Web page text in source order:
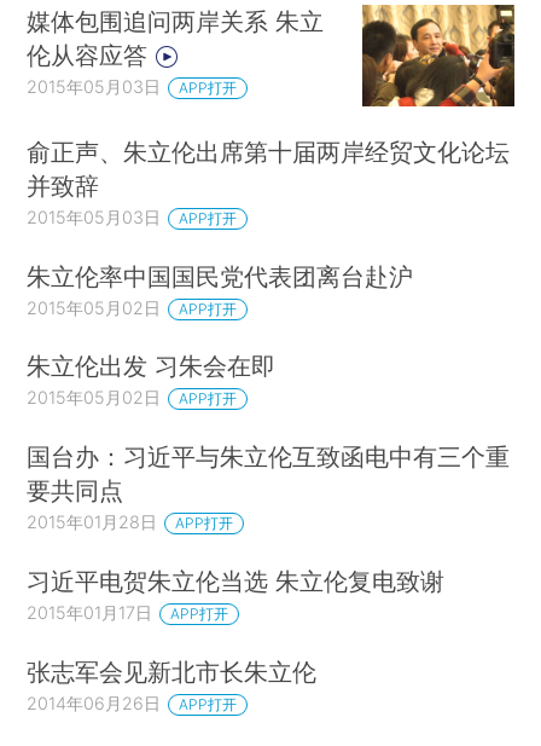
媒体包围追问两岸关系 朱立
伦从容应答
2015年05月03日 APP打开
俞正声、朱立伦出席第十届两岸经贸文化论坛
并致辞
2015年05月03日 APP打开
朱立伦率中国国民党代表团离台赴沪
2015年05月02日 APP打开
朱立伦出发 习朱会在即
2015年05月02日 APP打开
国台办：习近平与朱立伦互致函电中有三个重
要共同点
2015年01月28日 APP打开
习近平电贺朱立伦当选 朱立伦复电致谢
2015年01月17日 APP打开
张志军会见新北市长朱立伦
2014年06月26日 APP打开